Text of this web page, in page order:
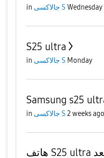
in جالاكسى S Wednesday
S25 ultra
in جالاكسى S Monday
Samsung s25
in جالاكسى S 2 weeks ago
هاتف S25 ultra عندي مشكله ظهرت بعد